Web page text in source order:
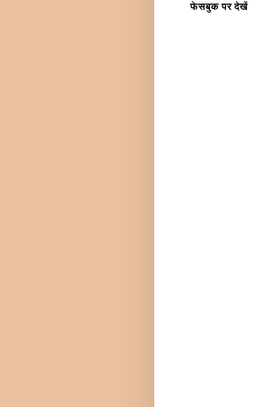
फेसबुक पर देखें